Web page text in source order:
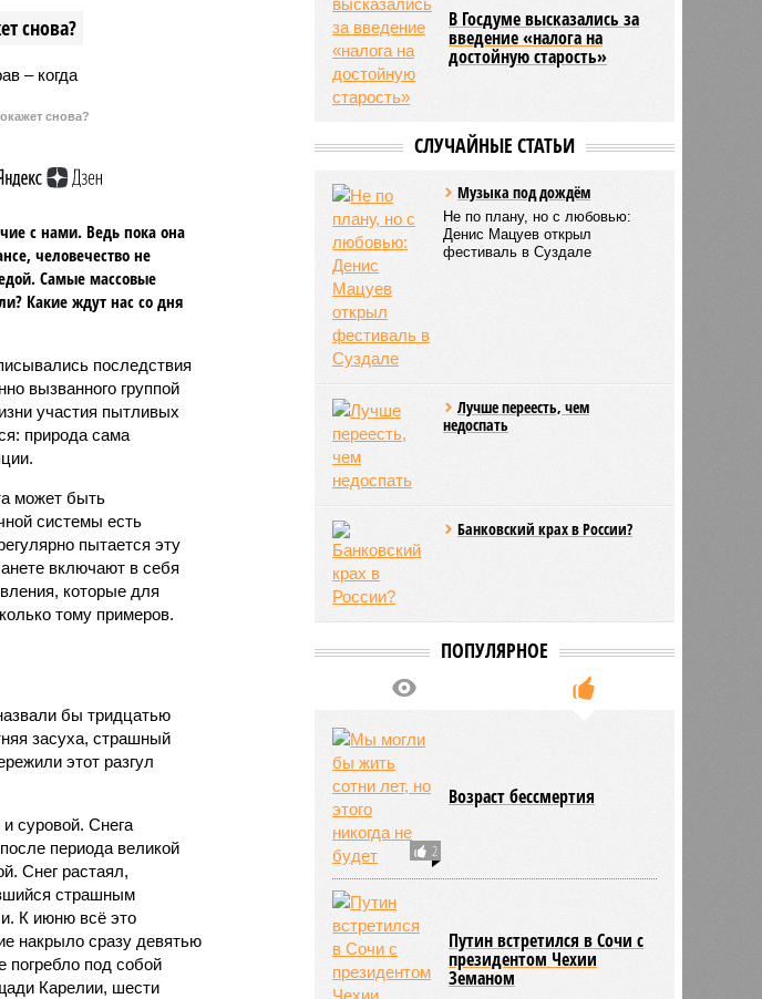
снова?
снова?
с нами. Ведь пока она
человечество не
Самые массовые
Какие ждут нас со дня
последствия
вызванного группой
участия пытливых
природа сама
может быть
системы есть
пытается эту
включают в себя
которые для
тому примеров.
бы тридцатью
засуха, страшный
этот разгул
суровой. Снега
периода великой
Снег растаял,
страшным
К июню всё это
накрыло сразу девятью
погребло под собой
Карелии, шести
В Госдуме высказались за
введение «налога на
достойную старость»
СЛУЧАЙНЫЕ СТАТЬИ
Музыка под дождём
Не по плану, но с любовью:
Денис Мацуев открыл
фестиваль в Суздале
Лучше переесть, чем
недоспать
Банковский крах в России?
ПОПУЛЯРНОЕ
2
Возраст бессмертия
Путин встретился в Сочи с
президентом Чехии
Земаном